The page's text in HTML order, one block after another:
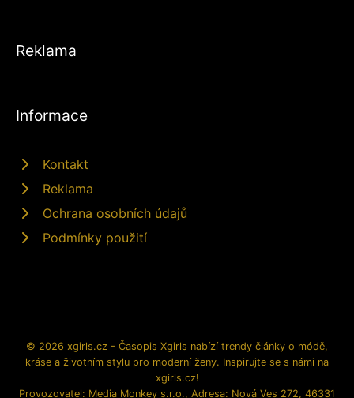
Reklama
Informace
Kontakt
Reklama
Ochrana osobních údajů
Podmínky použití
© 2026 xgirls.cz - Časopis Xgirls nabízí trendy články o módě,
kráse a životním stylu pro moderní ženy. Inspirujte se s námi na
xgirls.cz!
Provozovatel: Media Monkey s.r.o., Adresa: Nová Ves 272, 46331